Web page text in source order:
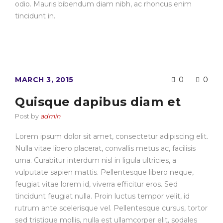
odio. Mauris bibendum diam nibh, ac rhoncus enim
tincidunt in.
MARCH 3, 2015 0 0
Quisque dapibus diam et
Post by admin
Lorem ipsum dolor sit amet, consectetur adipiscing elit.
Nulla vitae libero placerat, convallis metus ac, facilisis
urna. Curabitur interdum nisl in ligula ultricies, a
vulputate sapien mattis. Pellentesque libero neque,
feugiat vitae lorem id, viverra efficitur eros. Sed
tincidunt feugiat nulla. Proin luctus tempor velit, id
rutrum ante scelerisque vel. Pellentesque cursus, tortor
sed tristique mollis, nulla est ullamcorper elit, sodales